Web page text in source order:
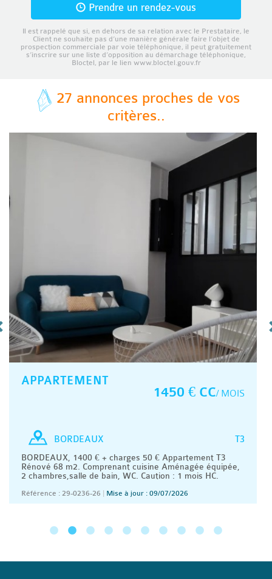
Prendre un rendez-vous
Il est rappelé que si, en dehors de sa relation avec le Prestataire, le
Client ne souhaite pas d’une manière générale faire l’objet de
prospection commerciale par voie téléphonique, il peut gratuitement
s’inscrire sur une liste d’opposition au démarchage téléphonique,
Bloctel, par le lien www.bloctel.gouv.fr
27 annonces proches de vos
critères..
APPARTEMENT
1450 € CC/ MOIS
T3
BORDEAUX
BORDEAUX, 1400 € + charges 50 € Appartement T3
Rénové 68 m2. Comprenant cuisine Aménagée équipée,
2 chambres,salle de bain, WC. Caution : 1 mois HC.
Référence : 29-0236-26 Mise à jour : 09/07/2026